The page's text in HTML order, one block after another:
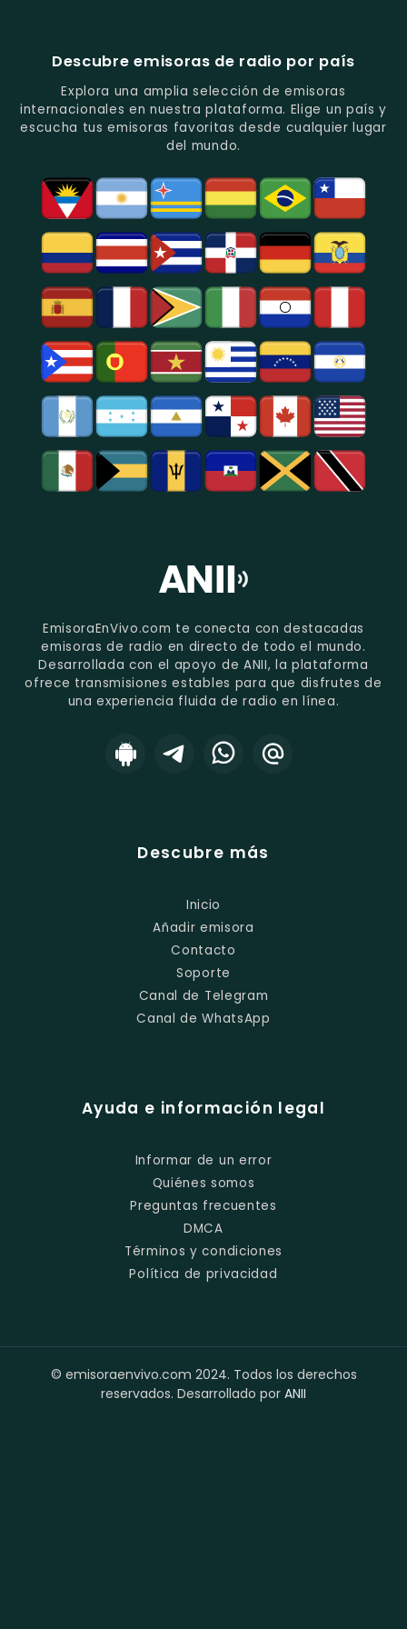
Música
Del
Recuerdo
En
Quito.
Estación
De
Los
Deportes
En
Guayaquil.
Populares
Y
Folclore
En
Azogues.
Descubre emisoras de radio por país
Explora una amplia selección de emisoras
internacionales en nuestra plataforma. Elige un país y
escucha tus emisoras favoritas desde cualquier lugar
del mundo.
EmisoraEnVivo.com te conecta con destacadas
emisoras de radio en directo de todo el mundo.
Desarrollada con el apoyo de ANII, la plataforma
ofrece transmisiones estables para que disfrutes de
una experiencia fluida de radio en línea.
Descubre más
Inicio
Añadir emisora
Contacto
Soporte
Canal de Telegram
Canal de WhatsApp
Ayuda e información legal
Informar de un error
Quiénes somos
Preguntas frecuentes
DMCA
Términos y condiciones
Política de privacidad
© emisoraenvivo.com 2024. Todos los derechos
reservados. Desarrollado por ANII